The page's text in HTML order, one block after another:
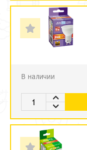
В наличии